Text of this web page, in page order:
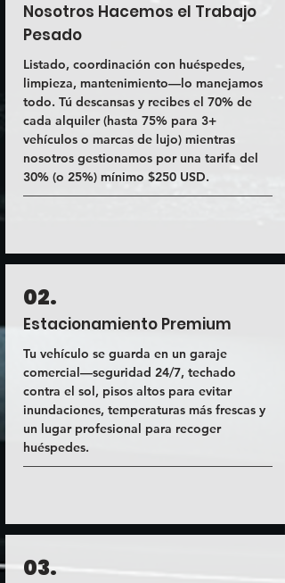
Nosotros Hacemos el Trabajo
Pesado
Listado, coordinación con huéspedes,
limpieza, mantenimiento—lo manejamos
todo. Tú descansas y recibes el 70% de
cada alquiler (hasta 75% para 3+
vehículos o marcas de lujo) mientras
nosotros gestionamos por una tarifa del
30% (o 25%) mínimo $250 USD.
02.
Estacionamiento Premium
Tu vehículo se guarda en un garaje
comercial—seguridad 24/7, techado
contra el sol, pisos altos para evitar
inundaciones, temperaturas más frescas y
un lugar profesional para recoger
huéspedes.
03.